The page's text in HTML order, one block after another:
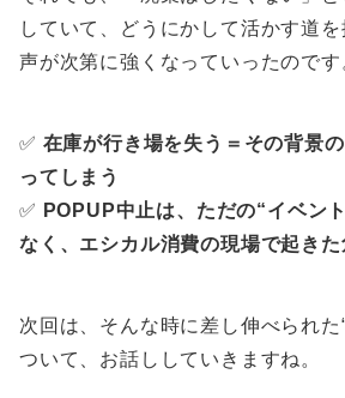
していて、どうにかして活かす道
声が次第に強くなっていったのです
✅ 在庫が行き場を失う＝その背景
ってしまう
✅ POPUP中止は、ただの“イベン
なく、エシカル消費の現場で起き
次回は、そんな時に差し伸べられた
ついて、お話ししていきますね。